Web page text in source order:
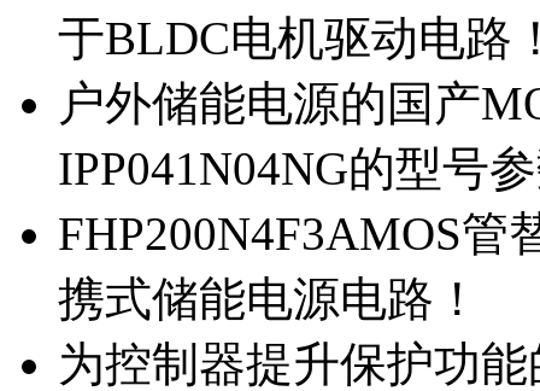
于BLDC电机驱动电路
户外储能电源的国产
IPP041N04NG的型号
FHP200N4F3AMOS管
携式储能电源电路！
为控制器提升保护功